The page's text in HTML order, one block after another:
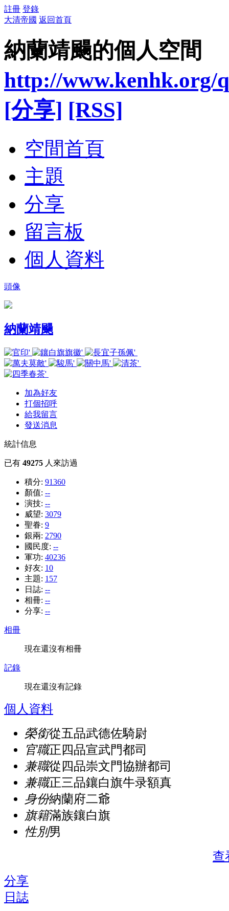
註冊 登錄
大清帝國 返回首頁
納蘭靖颺的個人空間
http://www.kenhk.org/
[分享] [RSS]
空間首頁
主題
分享
留言板
個人資料
頭像
納蘭靖颺
加為好友
打個招呼
給我留言
發送消息
統計信息
已有 49275 人來訪過
積分: 91360
顏值: --
演技: --
威望: 3079
聖眷: 9
銀兩: 2790
國民度: --
軍功: 40236
好友: 10
主題: 157
日誌: --
相冊: --
分享: --
相冊
現在還沒有相冊
記錄
現在還沒有記錄
個人資料
榮銜從五品武德佐騎尉
官職正四品宣武門都司
兼職從四品崇文門協辦都司
兼職正三品鑲白旗牛录額真
身份納蘭府二爺
旗籍滿族鑲白旗
性別男
查
分享
日誌